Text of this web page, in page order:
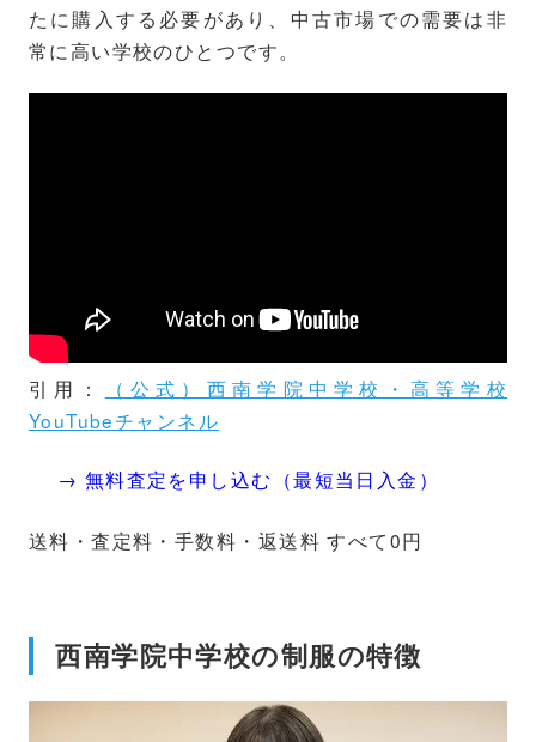
たに購入する必要があり、中古市場での需要は非
常に高い学校のひとつです。
引用：
（公式）西南学院中学校・高等学校
YouTubeチャンネル
→ 無料査定を申し込む（最短当日入金）
送料・査定料・手数料・返送料 すべて0円
西南学院中学校の制服の特徴